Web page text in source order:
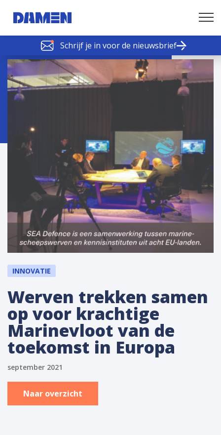
Schrijf je in voor de nieuwsbrief
SCHELDE SCHAKELS
Nieuws of tips
INNOVATIE
Werven trekken samen
op voor krachtige
Marinevloot van de
toekomst in Europa
september 2021
Naar overzicht